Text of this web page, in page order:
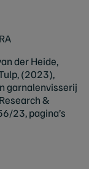
der Heide,
Tulp, (2023),
garnalenvisserij
&
23, pagina’s